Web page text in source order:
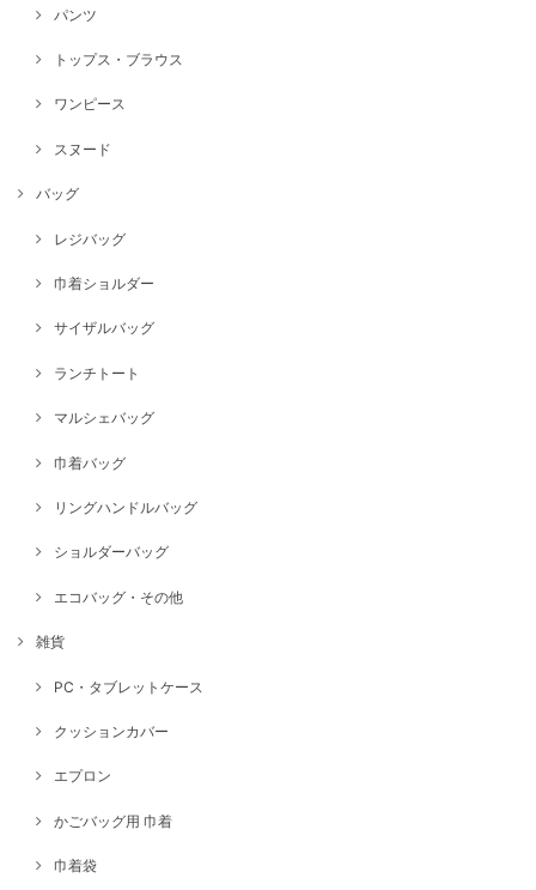
パンツ
トップス・ブラウス
ワンピース
スヌード
バッグ
レジバッグ
巾着ショルダー
サイザルバッグ
ランチトート
マルシェバッグ
巾着バッグ
リングハンドルバッグ
ショルダーバッグ
エコバッグ・その他
雑貨
PC・タブレットケース
クッションカバー
エプロン
かごバッグ用 巾着
巾着袋